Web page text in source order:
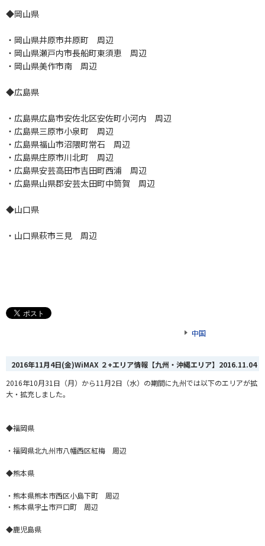
◆岡山県
・岡山県井原市井原町 周辺
・岡山県瀬戸内市長船町東須恵 周辺
・岡山県美作市南 周辺
◆広島県
・広島県広島市安佐北区安佐町小河内 周辺
・広島県三原市小泉町 周辺
・広島県福山市沼隈町常石 周辺
・広島県庄原市川北町 周辺
・広島県安芸高田市吉田町西浦 周辺
・広島県山県郡安芸太田町中筒賀 周辺
◆山口県
・山口県萩市三見 周辺
中国
2016年11月4日(金)WiMAX ２+エリア情報【九州・沖縄エリア】 2016.11.04
2016年10月31日（月）から11月2日（水）の期間に九州では以下のエリアが拡
大・拡充しました。
◆福岡県
・福岡県北九州市八幡西区紅梅 周辺
◆熊本県
・熊本県熊本市西区小島下町 周辺
・熊本県宇土市戸口町 周辺
◆鹿児島県